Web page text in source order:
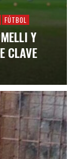
FÚTBOL
Y
CLAVE